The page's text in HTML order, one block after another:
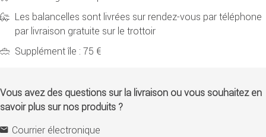
Les balancelles sont livrées sur rendez-vous par téléphone
par livraison gratuite sur le trottoir
Supplément île : 75 €
Vous avez des questions sur la livraison ou vous souhaitez en
savoir plus sur nos produits ?
Courrier électronique